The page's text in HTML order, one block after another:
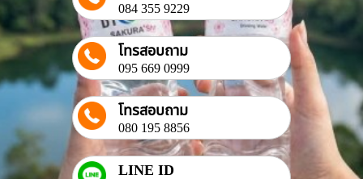
084 355 9229
โทรสอบถาม
095 669 0999
โทรสอบถาม
080 195 8856
LINE ID